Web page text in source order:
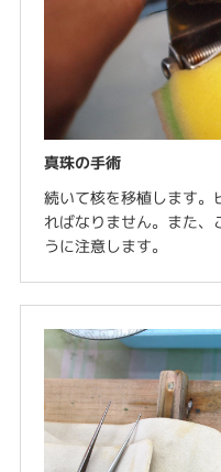
真珠の手術
続いて核を移植します。
ればなりません。また、
うに注意します。